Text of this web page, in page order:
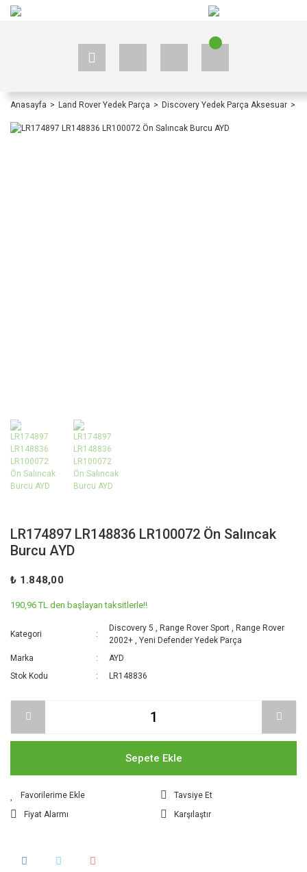
Anasayfa Land Rover Yedek Parça Discovery Yedek Parça Aksesuar
LR174897 LR148836 LR100072 Ön Salıncak
Burcu AYD
₺ 1.848,00
190,96 TL den başlayan taksitlerle!!
Kategori
Discovery 5 ,Range Rover Sport ,Range Rover
2002+
,Yeni Defender Yedek Parça
Marka
AYD
Stok Kodu
LR148836
Sepete Ekle
Tavsiye Et
Fiyat Alarmı
Karşılaştır